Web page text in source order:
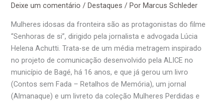
Deixe um comentário /Destaques / PorMarcus Schleder
Mulheres idosas da fronteira são as protagonistas do filme
“Senhoras de si”, dirigido pela jornalista e advogada Lúcia
Helena Achutti. Trata-se de um média metragem inspirado
no projeto de comunicação desenvolvido pela ALICE no
município de Bagé, há 16 anos, e que já gerou um livro
(Contos sem Fada – Retalhos de Memória), um jornal
(Almanaque) e um livreto da coleção Mulheres Perdidas e